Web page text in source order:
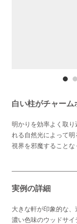
白い柱がチャーム
明かりを効率よく取
れる自然光によって
視界を邪魔することな
実例の詳細
大きな軒が印象的な、
濃い色味のウッドサ